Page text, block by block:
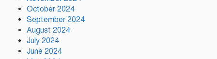
October 2024
September 2024
August 2024
July 2024
June 2024